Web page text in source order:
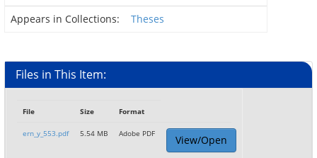
Appears in Collections:
Theses
Files in This Item:
File Size Format
ern_y_553.pdf 5.54 MB Adobe PDF View/Open